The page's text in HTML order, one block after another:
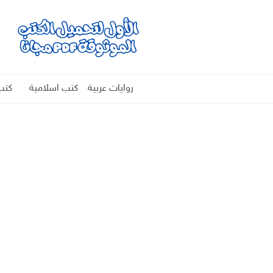
روايات عربية كتب اسلامية